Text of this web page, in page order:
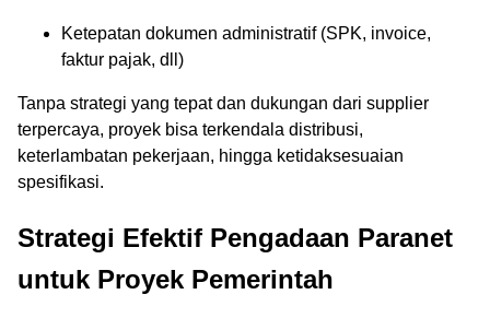
Ketepatan dokumen administratif (SPK, invoice,
faktur pajak, dll)
Tanpa strategi yang tepat dan dukungan dari supplier
terpercaya, proyek bisa terkendala distribusi,
keterlambatan pekerjaan, hingga ketidaksesuaian
spesifikasi.
Strategi Efektif Pengadaan Paranet
untuk Proyek Pemerintah